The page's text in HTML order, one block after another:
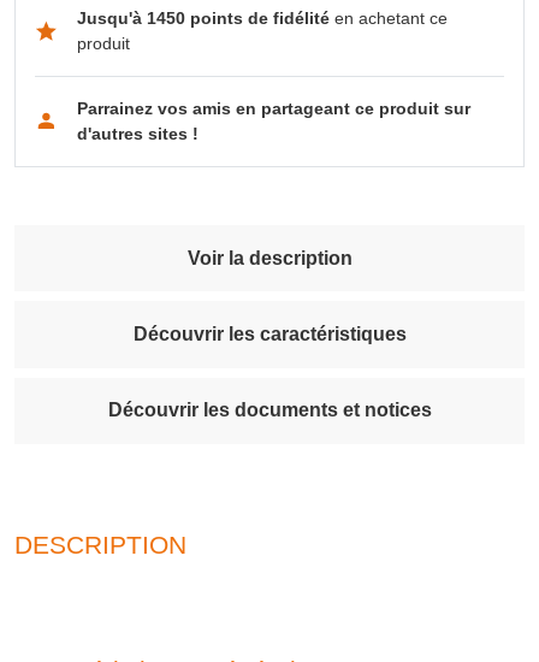
Jusqu'à 1450 points de fidélitéen achetant ce
produit
Parrainez vos amis en partageant ce produit sur
d'autres sites !
Voir la description
Découvrir les caractéristiques
Découvrir les documents et notices
DESCRIPTION